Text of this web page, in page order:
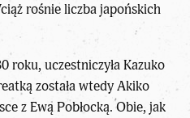
rośnie liczba japońskich
roku, uczestniczyła Kazuko
została wtedy Akiko
z Ewą Pobłocką. Obie, jak